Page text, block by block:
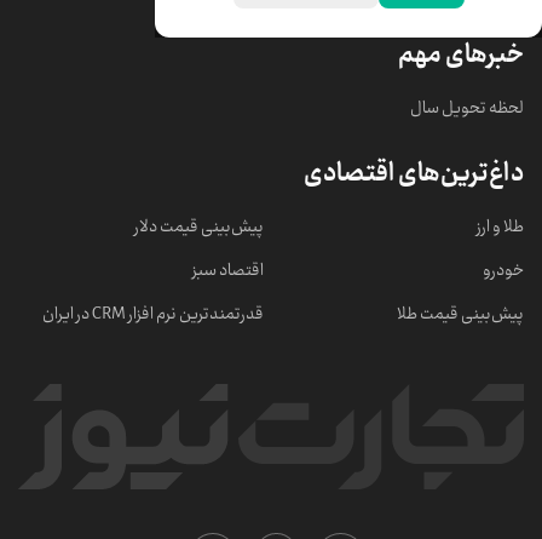
خبرهای مهم
لحظه تحویل سال
داغ‌ترین‌های اقتصادی
طلا و ارز
خودرو
پیش‌بینی قیمت طلا
پیش‌بینی قیمت دلار
اقتصاد سبز
قدرتمندترین نرم‌ افزار CRM در ایران